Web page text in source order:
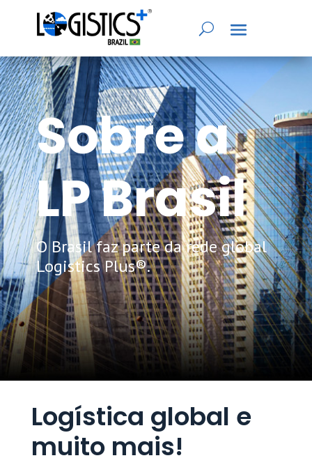
Sobre a
LP Brasil
O Brasil faz parte da rede global
Logistics Plus®.
Logística global e
muito mais!